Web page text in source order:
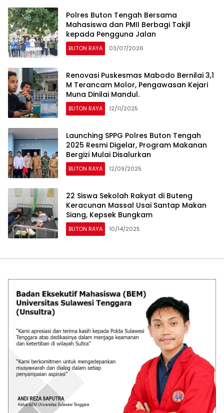
Polres Buton Tengah Bersama
Mahasiswa dan PMII Berbagi Takjil
kepada Pengguna Jalan
BUTON RAYA 03/07/2026
Renovasi Puskesmas Mabodo Bernilai 3,1
M Terancam Molor, Pengawasan Kejari
Muna Dinilai Mandul.
BUTON RAYA 12/11/2025
Launching SPPG Polres Buton Tengah
2025 Resmi Digelar, Program Makanan
Bergizi Mulai Disalurkan
BUTON RAYA 12/09/2025
22 Siswa Sekolah Rakyat di Buteng
Keracunan Massal Usai Santap Makan
Siang, Kepsek Bungkam
BUTON RAYA 10/14/2025